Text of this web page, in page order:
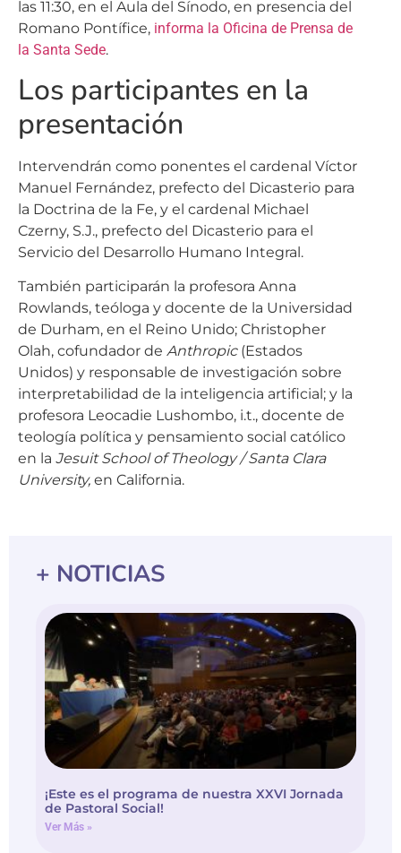
las 11:30, en el Aula del Sínodo, en presencia del
Romano Pontífice, informa la Oficina de Prensa de
la Santa Sede.
Los participantes en la
presentación
Intervendrán como ponentes el cardenal Víctor
Manuel Fernández, prefecto del Dicasterio para
la Doctrina de la Fe, y el cardenal Michael
Czerny, S.J., prefecto del Dicasterio para el
Servicio del Desarrollo Humano Integral.
También participarán la profesora Anna
Rowlands, teóloga y docente de la Universidad
de Durham, en el Reino Unido; Christopher
Olah, cofundador de Anthropic(Estados
Unidos) y responsable de investigación sobre
interpretabilidad de la inteligencia artificial; y la
profesora Leocadie Lushombo, i.t., docente de
teología política y pensamiento social católico
en la Jesuit School of Theology / Santa Clara
University, en California.
+ NOTICIAS
¡Este es el programa de nuestra XXVI Jornada
de Pastoral Social!
Ver Más »